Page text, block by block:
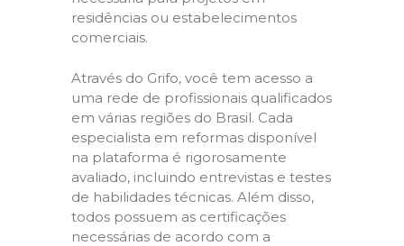
residências ou estabelecimentos
comerciais.
Através do Grifo, você tem acesso a
uma rede de profissionais qualificados
em várias regiões do Brasil. Cada
especialista em reformas disponível
na plataforma é rigorosamente
avaliado, incluindo entrevistas e testes
de habilidades técnicas. Além disso,
todos possuem as certificações
necessárias de acordo com a